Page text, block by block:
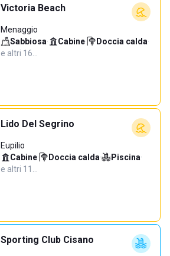
Victoria Beach
Menaggio
Sabbiosa· Cabine· Doccia calda·
e altri 16…
Lido Del Segrino
Eupilio
Cabine· Doccia calda· Piscina·
e altri 11…
Sporting Club Cisano